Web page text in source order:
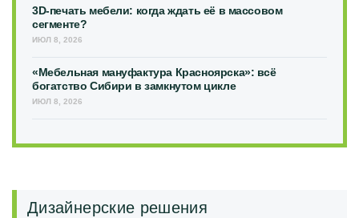
3D-печать мебели: когда ждать её в массовом
сегменте?
ИЮЛ 8, 2026
«Мебельная мануфактура Красноярска»: всё
богатство Сибири в замкнутом цикле
ИЮЛ 8, 2026
Дизайнерские решения